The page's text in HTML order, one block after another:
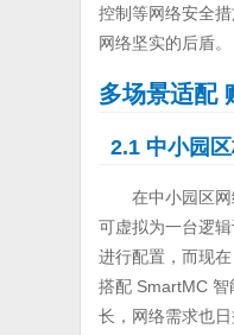
控制等网络安全
网络坚实的后盾。
多场景适配
2.1 中小园
在中小园区
可虚拟为一台逻
进行配置，而现
搭配 SmartMC
长，网络需求也